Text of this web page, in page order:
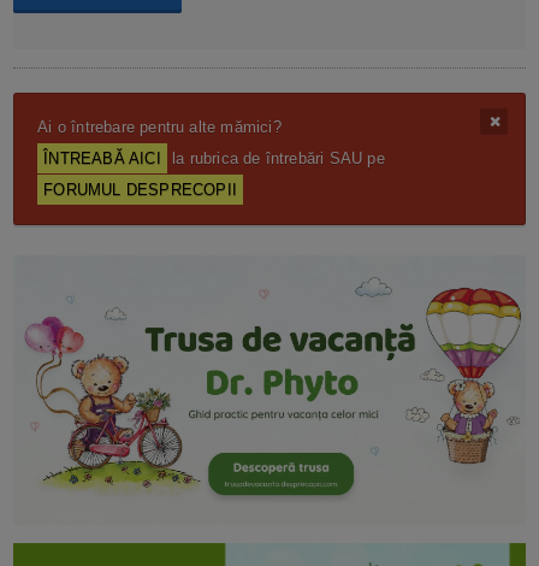
Ai o întrebare pentru alte mămici?
ÎNTREABĂ AICI
la rubrica de întrebări SAU pe
FORUMUL DESPRECOPII